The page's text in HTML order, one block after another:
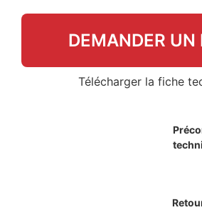
DEMANDER UN
Télécharger la fiche